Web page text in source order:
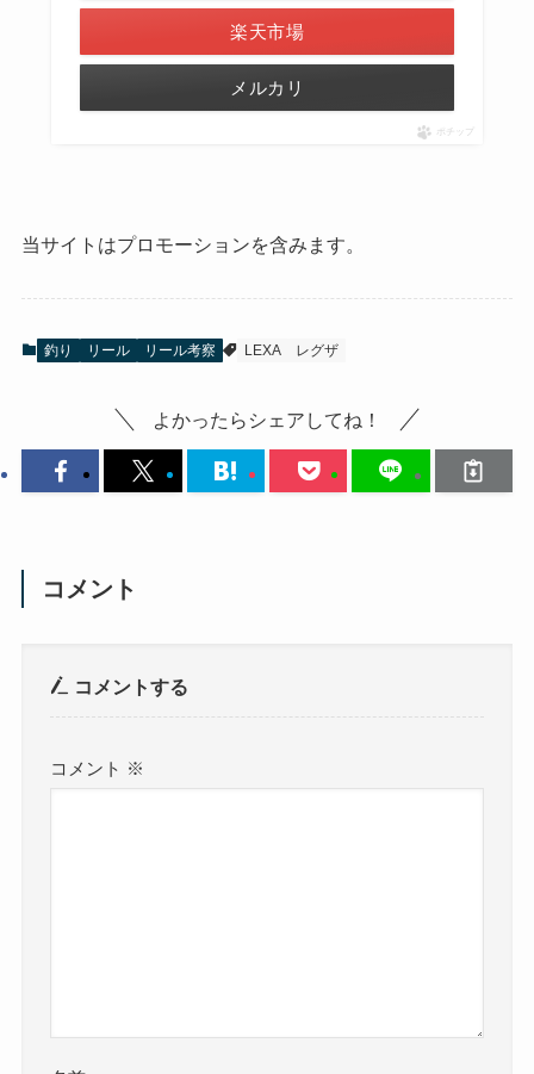
楽天市場
メルカリ
ポチップ
当サイトはプロモーションを含みます。
釣り リール リール考察 LEXA レグザ
よかったらシェアしてね！
コメント
コメントする
コメント ※